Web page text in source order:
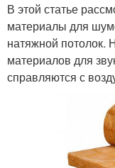
В этой статье
материалы для
натяжной потолок.
материалов для
справляются с